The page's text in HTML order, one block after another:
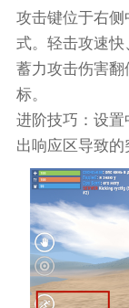
攻击键位于右
式。轻击攻速快
蓄力攻击伤害翻
标。
进阶技巧：设
出响应区导致的